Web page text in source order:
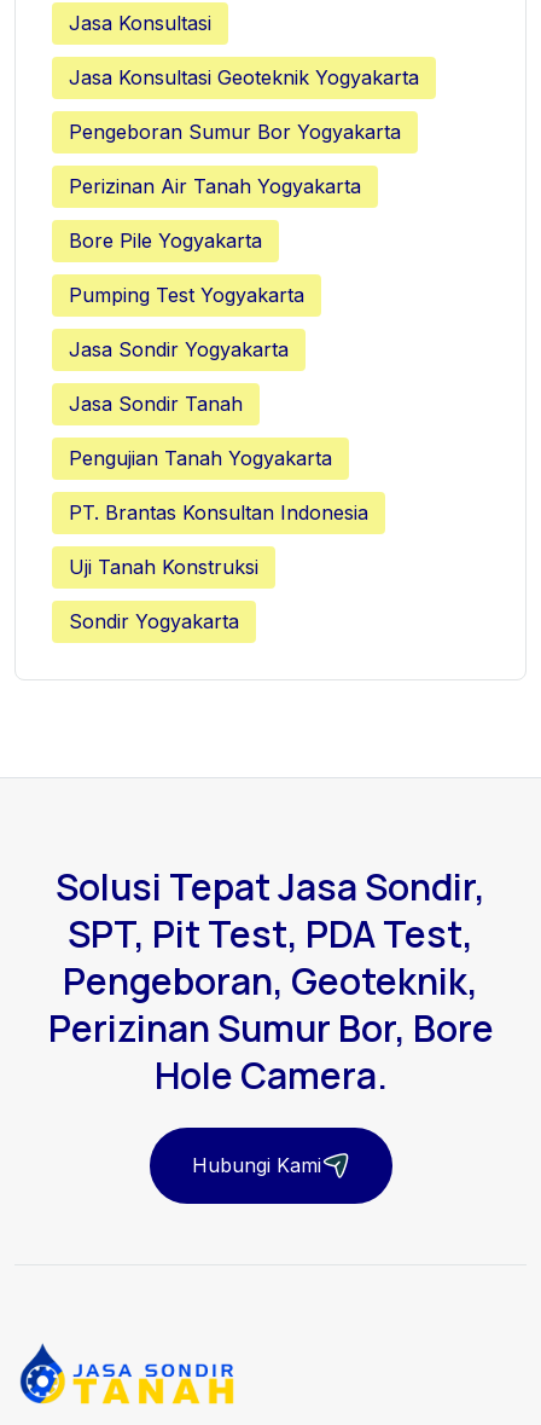
Jasa Konsultasi
Jasa Konsultasi Geoteknik Yogyakarta
Pengeboran Sumur Bor Yogyakarta
Perizinan Air Tanah Yogyakarta
Bore Pile Yogyakarta
Pumping Test Yogyakarta
Jasa Sondir Yogyakarta
Jasa Sondir Tanah
Pengujian Tanah Yogyakarta
PT. Brantas Konsultan Indonesia
Uji Tanah Konstruksi
Sondir Yogyakarta
Solusi Tepat Jasa Sondir,
SPT, Pit Test, PDA Test,
Pengeboran, Geoteknik,
Perizinan Sumur Bor, Bore
Hole Camera.
Hubungi Kami